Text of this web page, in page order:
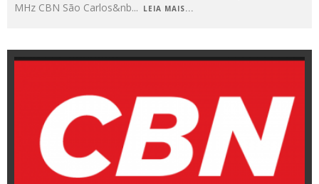
MHz CBN São Carlos&nb... LEIA MAIS...